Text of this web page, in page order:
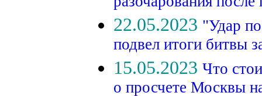
22.05.2023 "Удар
подвел итоги битвы
15.05.2023 Что
о просчете Москвы